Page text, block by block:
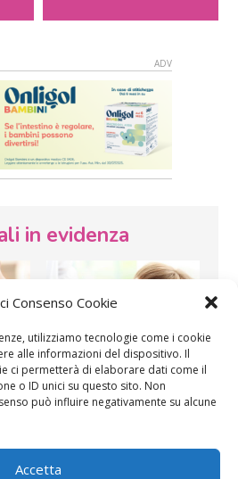
Consenso Cookie
utilizziamo tecnologie come i cookie
alle informazioni del dispositivo. Il
ci permetterà di elaborare dati come il
o ID unici su questo sito. Non
può influire negativamente su alcune
Accetta
in evidenza
SOS Pediatra